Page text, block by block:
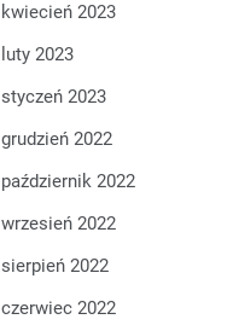
kwiecień 2023
luty 2023
styczeń 2023
grudzień 2022
październik 2022
wrzesień 2022
sierpień 2022
czerwiec 2022